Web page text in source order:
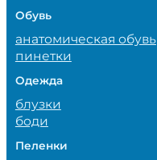
Обувь
анатомическая обувь
пинетки
Одежда
блузки
боди
Пеленки